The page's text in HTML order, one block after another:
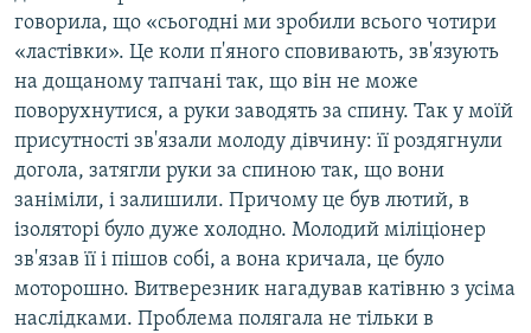
говорила, що «сьогодні ми зробили всього чотири
«ластівки». Це коли п'яного сповивають, зв'язують
на дощаному тапчані так, що він не може
поворухнутися, а руки заводять за спину. Так у моїй
присутності зв'язали молоду дівчину: її роздягнули
догола, затягли руки за спиною так, що вони
заніміли, і залишили. Причому це був лютий, в
ізоляторі було дуже холодно. Молодий міліціонер
зв'язав її і пішов собі, а вона кричала, це було
моторошно. Витверезник нагадував катівню з усіма
наслідками. Проблема полягала не тільки в